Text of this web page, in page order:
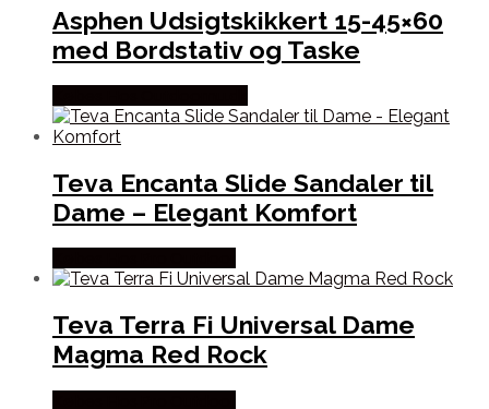
Asphen Udsigtskikkert 15-45×60
med Bordstativ og Taske
Teva Encanta Slide Sandaler til
Dame – Elegant Komfort
Teva Terra Fi Universal Dame
Magma Red Rock